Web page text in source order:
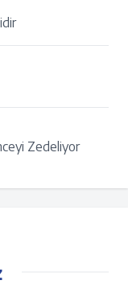
Zedeliyor